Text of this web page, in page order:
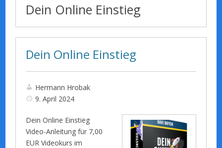
Dein Online Einstieg
Dein Online Einstieg
Hermann Hrobak
9. April 2024
Dein Online Einstieg
Video-Anleitung für 7,00
EUR Videokurs im